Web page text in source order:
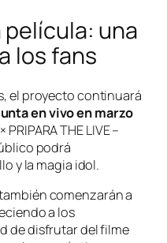
película: una
los fans
el proyecto continuará
en vivo en marzo
PRIPARA THE LIVE –
podrá
y la magia idol.
comenzarán a
a los
de disfrutar del filme